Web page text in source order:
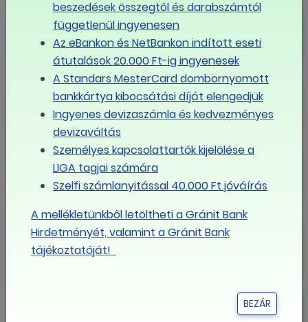
Nagyon fogynak a magyar
munkavállalók, kérdés, ez mennyire
Boldog Új Évet!
Boldog karácsonyt!
"A minimálbér referenciapont"
beszedések összegtől és darabszámtól
függetlenül ingyenesen
Az eBankon és NetBankon indított eseti
átutalások 20.000 Ft-ig ingyenesek
A Standars MesterCard dombornyomott
bankkártya kibocsátási díját elengedjük
Ingyenes devizaszámla és kedvezményes
devizaváltás
Személyes kapcsolattartók kijelölése a
LIGA tagjai számára
Szelfi számlanyitással 40.000 Ft jóváírás
A mellékletünkből letöltheti a Gránit Bank
Hirdetményét, valamint a Gránit Bank
tájékoztatóját!
BEZÁR